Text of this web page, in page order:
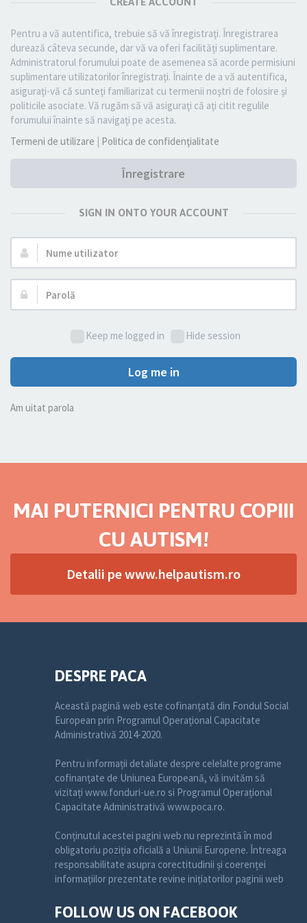
Pentru a vă autentifica, trebuie să vă înregistraţi. Înregistrarea
durează câteva secunde, dar vă va oferi facilităţi suplimentare.
Administratorul forumului poate de asemenea să acorde permisiuni
suplimentare utilizatorilor înregistraţi. Înainte de a vă autentifica,
asiguraţi-vă că sunteţi familiarizat cu termenii noştri de folosire şi
politicile asociate. Vă rugăm să vă asiguraţi că aţi citit regulile
forumului înainte să navigaţi pe acesta.
Termeni de utilizare | Politica de confidenţialitate
Înregistrare
SIGN IN ONTO YOUR ACCOUNT
Nume
utilizator:
Parolă:
Keep me logged in Hide session
Log me in
Am uitat parola
MAI PUTERNICI PENTRU COPIII
CU AUTISM!
Detalii pe www.helpautism.ro
DESPRE PACA
Această pagină web este cofinanțată din Fondul Social
European prin Programul Operațional Capacitate
Administrativă 2014-2020.
Pentru informații detaliate despre celelalte programe
cofinanțate de Uniunea Europeană, vă invităm să
vizitați www.fonduri-ue.ro si Programul Operațional
Capacitate Administrativă www.poca.ro.
Conținutul acestei pagini web nu reprezintă în mod
obligatoriu poziția oficială a Uniunii Europene. Întreaga
responsabilitate asupra corectitudinii și coerenței
informațiilor prezentate revine inițiatorilor paginii web
FOLLOW US ON FACEBOOK